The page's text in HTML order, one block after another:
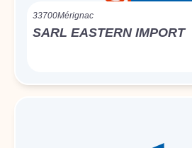
33700Mérignac
SARL EASTERN IMPORT